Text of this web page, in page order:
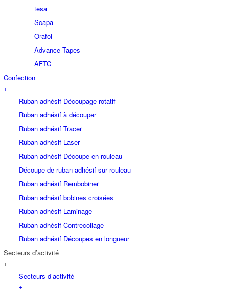
tesa
Scapa
Orafol
Advance Tapes
AFTC
Confection
+
Ruban adhésif Découpage rotatif
Ruban adhésif à découper
Ruban adhésif Tracer
Ruban adhésif Laser
Ruban adhésif Découpe en rouleau
Découpe de ruban adhésif sur rouleau
Ruban adhésif Rembobiner
Ruban adhésif bobines croisées
Ruban adhésif Laminage
Ruban adhésif Contrecollage
Ruban adhésif Découpes en longueur
Secteurs d’activité
+
Secteurs d’activité
+